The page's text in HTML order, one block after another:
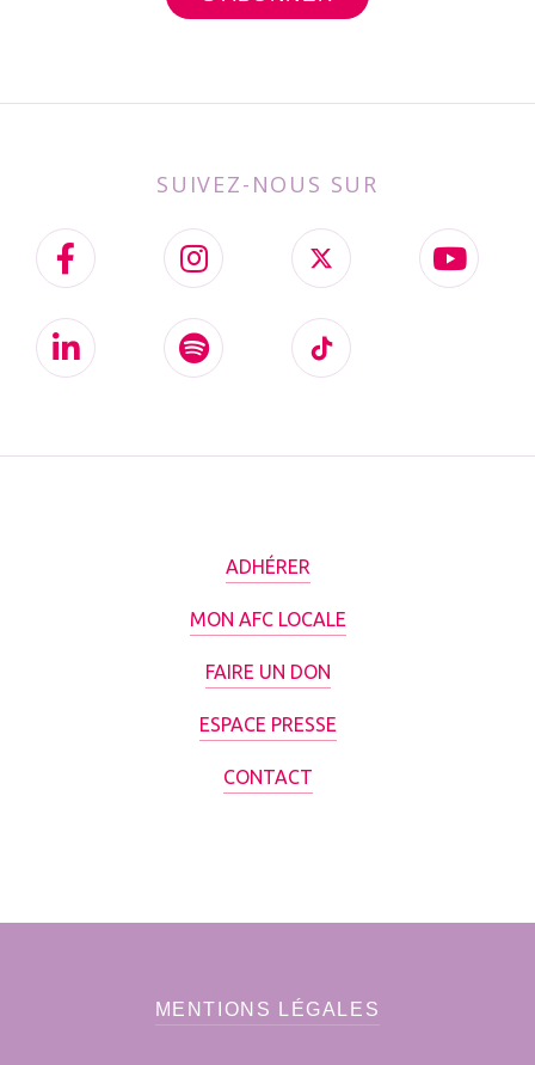
SUIVEZ-NOUS SUR
ADHÉRER
MON AFC LOCALE
FAIRE UN DON
ESPACE PRESSE
CONTACT
MENTIONS LÉGALES